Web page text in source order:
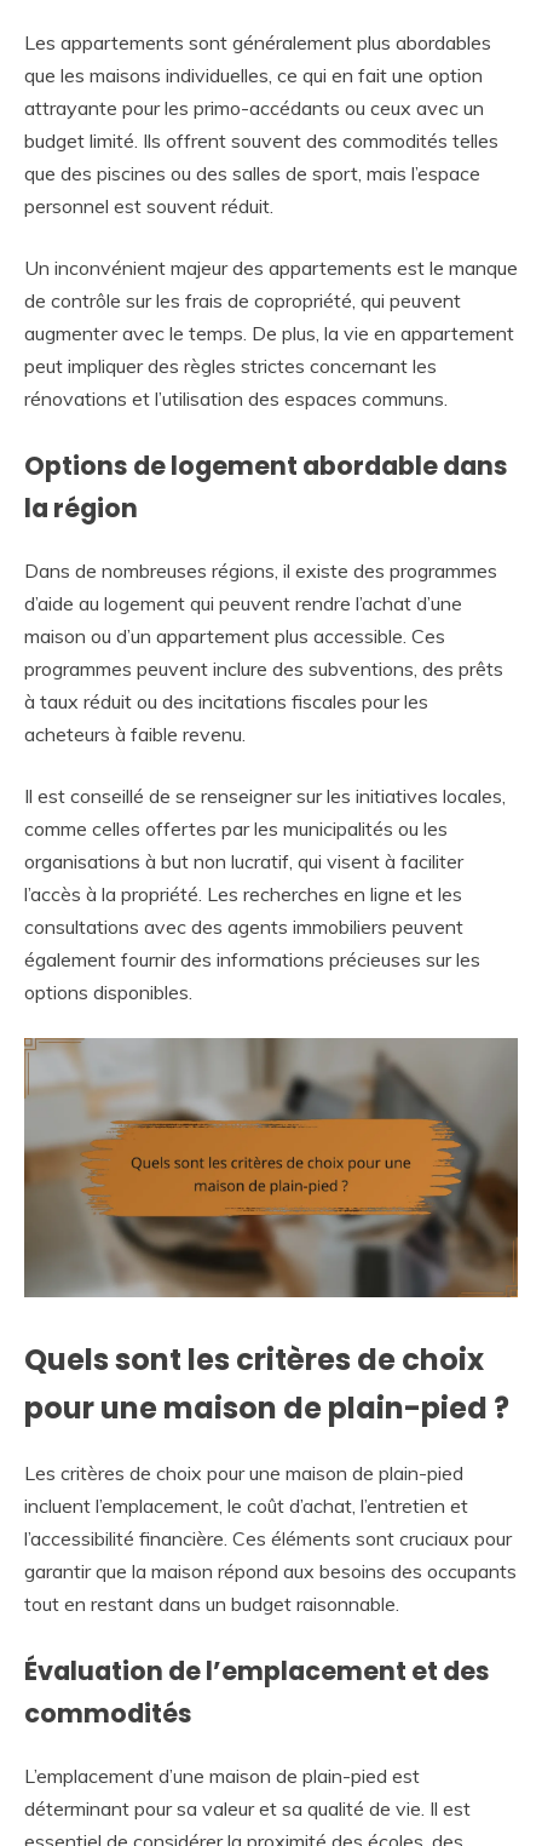
Les appartements sont généralement plus abordables
que les maisons individuelles, ce qui en fait une option
attrayante pour les primo-accédants ou ceux avec un
budget limité. Ils offrent souvent des commodités telles
que des piscines ou des salles de sport, mais l’espace
personnel est souvent réduit.
Un inconvénient majeur des appartements est le manque
de contrôle sur les frais de copropriété, qui peuvent
augmenter avec le temps. De plus, la vie en appartement
peut impliquer des règles strictes concernant les
rénovations et l’utilisation des espaces communs.
Options de logement abordable dans
la région
Dans de nombreuses régions, il existe des programmes
d’aide au logement qui peuvent rendre l’achat d’une
maison ou d’un appartement plus accessible. Ces
programmes peuvent inclure des subventions, des prêts
à taux réduit ou des incitations fiscales pour les
acheteurs à faible revenu.
Il est conseillé de se renseigner sur les initiatives locales,
comme celles offertes par les municipalités ou les
organisations à but non lucratif, qui visent à faciliter
l’accès à la propriété. Les recherches en ligne et les
consultations avec des agents immobiliers peuvent
également fournir des informations précieuses sur les
options disponibles.
Quels sont les critères de choix
pour une maison de plain-pied ?
Les critères de choix pour une maison de plain-pied
incluent l’emplacement, le coût d’achat, l’entretien et
l’accessibilité financière. Ces éléments sont cruciaux pour
garantir que la maison répond aux besoins des occupants
tout en restant dans un budget raisonnable.
Évaluation de l’emplacement et des
commodités
L’emplacement d’une maison de plain-pied est
déterminant pour sa valeur et sa qualité de vie. Il est
essentiel de considérer la proximité des écoles, des